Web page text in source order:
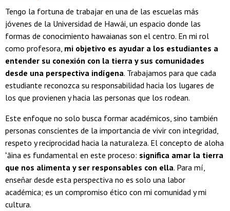
Tengo la fortuna de trabajar en una de las escuelas más
jóvenes de la Universidad de Hawái, un espacio donde las
formas de conocimiento hawaianas son el centro. En mi rol
como profesora, mi objetivo es ayudar a los estudiantes a
entender su conexión con la tierra y sus comunidades
desde una perspectiva indígena. Trabajamos para que cada
estudiante reconozca su responsabilidad hacia los lugares de
los que provienen y hacia las personas que los rodean.
Este enfoque no solo busca formar académicos, sino también
personas conscientes de la importancia de vivir con integridad,
respeto y reciprocidad hacia la naturaleza. El concepto de aloha
ʻāina es fundamental en este proceso: significa amar la tierra
que nos alimenta y ser responsables con ella. Para mí,
enseñar desde esta perspectiva no es solo una labor
académica; es un compromiso ético con mi comunidad y mi
cultura.